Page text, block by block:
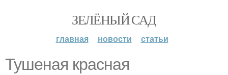
ЗЕЛЁНЫЙ САД
главная новости статьи
Тушеная красная